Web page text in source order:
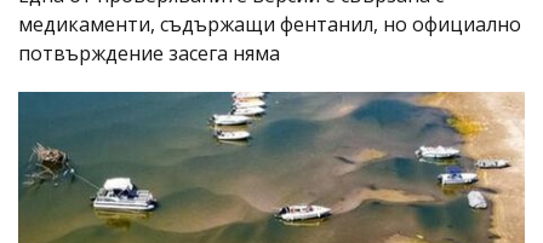
медикаменти, съдържащи фентанил, но официално
потвърждение засега няма